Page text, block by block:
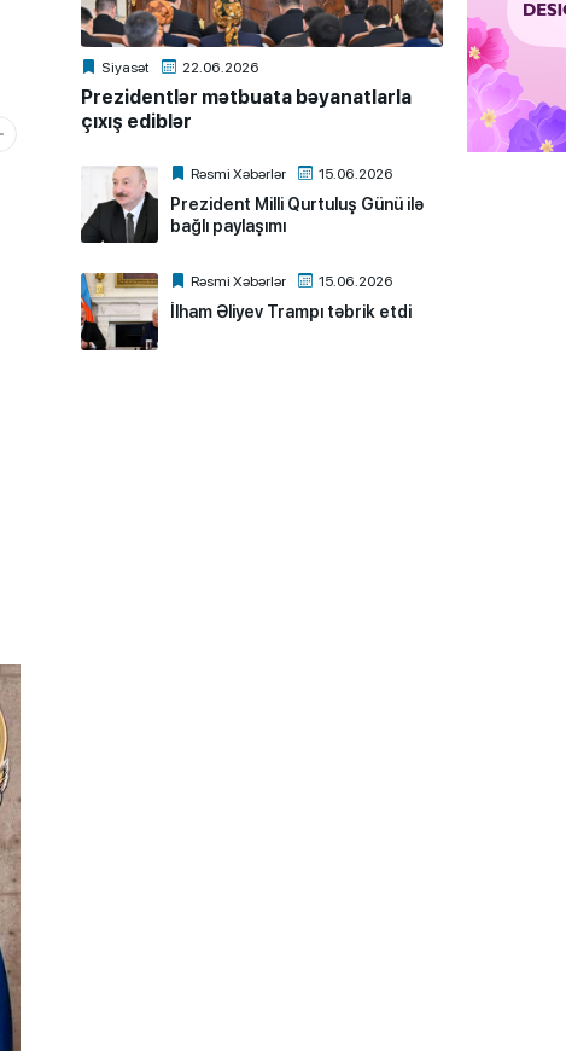
Siyasət 22.06.2026
Prezidentlər mətbuata bəyanatlarla
çıxış ediblər
Rəsmi Xəbərlər 15.06.2026
Prezident Milli Qurtuluş Günü ilə
bağlı paylaşımı
Rəsmi Xəbərlər 15.06.2026
İlham Əliyev Trampı təbrik etdi